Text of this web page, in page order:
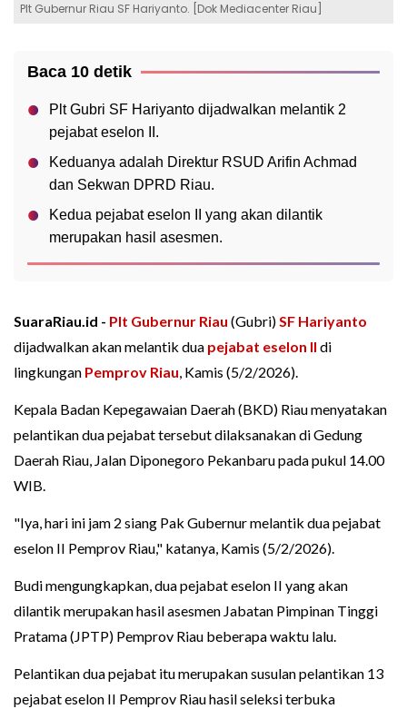
Plt Gubernur Riau SF Hariyanto. [Dok Mediacenter Riau]
Baca 10 detik
Plt Gubri SF Hariyanto dijadwalkan melantik 2
pejabat eselon II.
Keduanya adalah Direktur RSUD Arifin Achmad
dan Sekwan DPRD Riau.
Kedua pejabat eselon II yang akan dilantik
merupakan hasil asesmen.
SuaraRiau.id - Plt Gubernur Riau (Gubri)SF Hariyanto
dijadwalkan akan melantik dua pejabat eselon II di
lingkungan Pemprov Riau, Kamis (5/2/2026).
Kepala Badan Kepegawaian Daerah (BKD) Riau menyatakan
pelantikan dua pejabat tersebut dilaksanakan di Gedung
Daerah Riau, Jalan Diponegoro Pekanbaru pada pukul 14.00
WIB.
"Iya, hari ini jam 2 siang Pak Gubernur melantik dua pejabat
eselon II Pemprov Riau," katanya, Kamis (5/2/2026).
Budi mengungkapkan, dua pejabat eselon II yang akan
dilantik merupakan hasil asesmen Jabatan Pimpinan Tinggi
Pratama (JPTP) Pemprov Riau beberapa waktu lalu.
Pelantikan dua pejabat itu merupakan susulan pelantikan 13
pejabat eselon II Pemprov Riau hasil seleksi terbuka